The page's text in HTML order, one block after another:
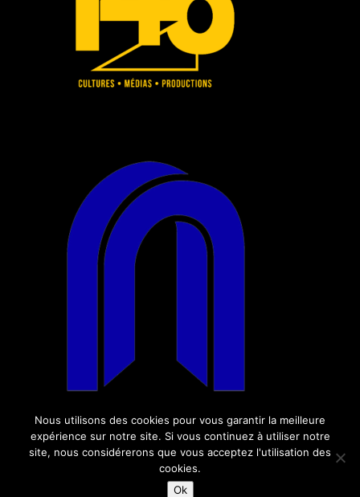
© LABO 148 - 2018
Nous utilisons des cookies pour vous garantir la meilleure
expérience sur notre site. Si vous continuez à utiliser notre
site, nous considérerons que vous acceptez l'utilisation des
cookies.
Ok